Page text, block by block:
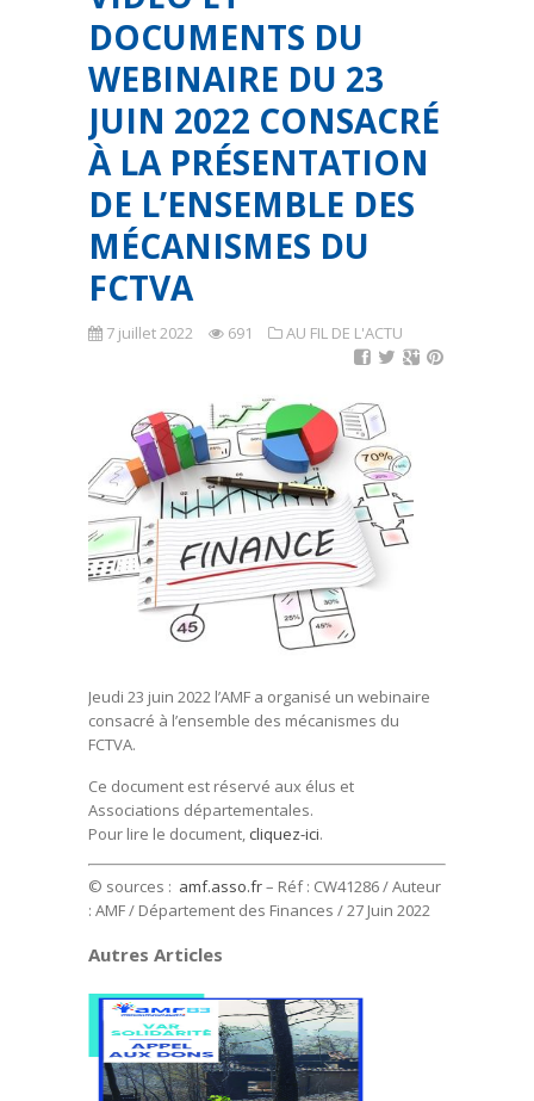
DOCUMENTS DU
WEBINAIRE DU 23
JUIN 2022 CONSACRÉ
À LA PRÉSENTATION
DE L’ENSEMBLE DES
MÉCANISMES DU
FCTVA
7 juillet 2022 691 AU FIL DE L'ACTU
Jeudi 23 juin 2022 l’AMF a organisé un webinaire
consacré à l’ensemble des mécanismes du
FCTVA.
Ce document est réservé aux élus et
Associations départementales.
Pour lire le document, cliquez-ici.
© sources : amf.asso.fr– Réf : CW41286 / Auteur
: AMF / Département des Finances / 27 Juin 2022
Autres Articles